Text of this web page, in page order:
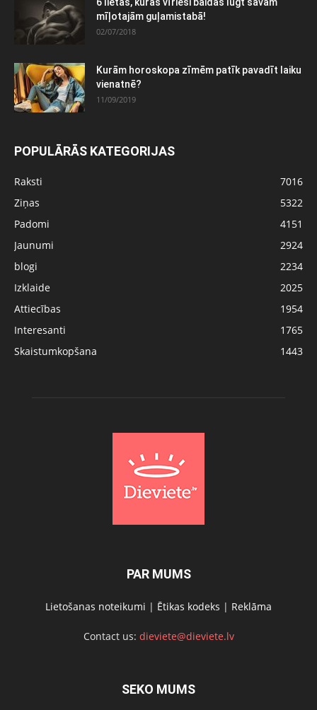
mīļotajām guļamistabā!
02/07/2018
Kurām horoskopa zīmēm patīk pavadīt laiku
vienatnē?
11/09/2019
POPULĀRĀS KATEGORIJAS
Raksti
7016
Ziņas
5322
Padomi
4151
Jaunumi
2924
blogi
2234
Izklaide
2025
Attiecības
1954
Interesanti
1765
Skaistumkopšana
1443
PAR MUMS
Lietošanas noteikumi | Ētikas kodeks | Reklāma
Contact us: dieviete@dieviete.lv
SEKO MUMS